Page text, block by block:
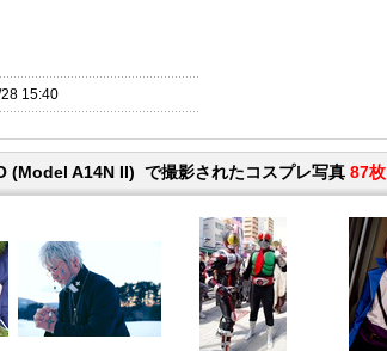
15:40
A14N II) で撮影されたコスプレ写真 87枚